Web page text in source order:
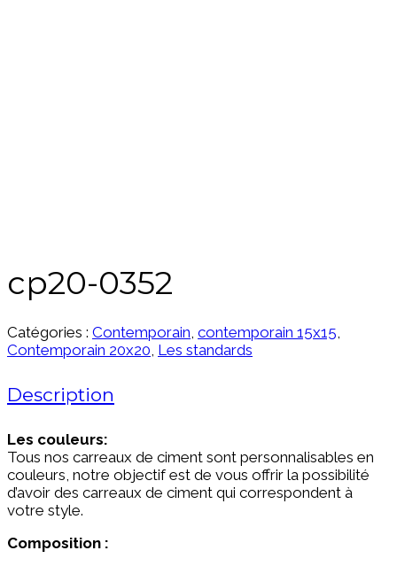
cp20-0352
Catégories : Contemporain, contemporain 15x15,
Contemporain 20x20, Les standards
Description
Les couleurs:
Tous nos carreaux de ciment sont personnalisables en
couleurs, notre objectif est de vous offrir la possibilité
d’avoir des carreaux de ciment qui correspondent à
votre style.
Composition :